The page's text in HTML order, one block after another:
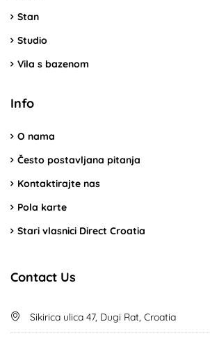
Stan
Studio
Vila s bazenom
Info
O nama
Često postavljana pitanja
Kontaktirajte nas
Pola karte
Stari vlasnici Direct Croatia
Contact Us
Sikirica ulica 47, Dugi Rat, Croatia